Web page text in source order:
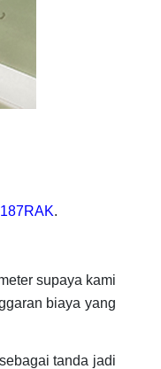
.
supaya kami
biaya yang
tanda jadi